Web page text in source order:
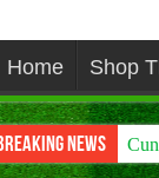
Home Shop
News Ở